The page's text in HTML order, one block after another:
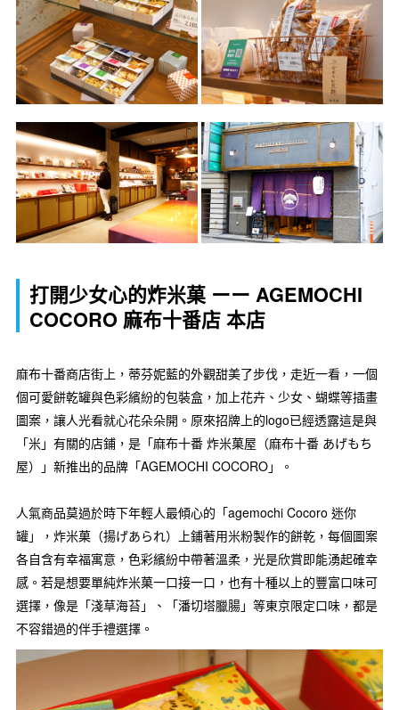
打開少女心的炸米菓 ーー AGEMOCHI
COCORO 麻布十番店 本店
麻布十番商店街上，蒂芬妮藍的外觀甜美了步伐，走近一看，一個
個可愛餅乾罐與色彩繽紛的包裝盒，加上花卉、少女、蝴蝶等插畫
圖案，讓人光看就心花朵朵開。原來招牌上的logo已經透露這是與
「米」有關的店鋪，是「麻布十番 炸米菓屋（麻布十番 あげもち
屋）」新推出的品牌「AGEMOCHI COCORO」。
人氣商品莫過於時下年輕人最傾心的「agemochi Cocoro 迷你
罐」，炸米菓（揚げあられ）上鋪著用米粉製作的餅乾，每個圖案
各自含有幸福寓意，色彩繽紛中帶著溫柔，光是欣賞即能湧起確幸
感。若是想要單純炸米菓一口接一口，也有十種以上的豐富口味可
選擇，像是「淺草海苔」、「潘切塔臘腸」等東京限定口味，都是
不容錯過的伴手禮選擇。